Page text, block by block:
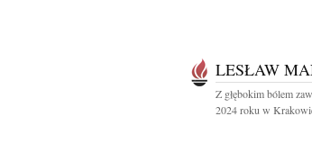
LESŁAW
Z głębokim bólem
2024 roku w